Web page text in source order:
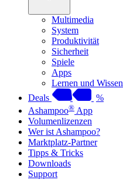
Multimedia
System
Produktivität
Sicherheit
Spiele
Apps
Lernen und Wissen
Deals
%
Ashampoo® App
Volumenlizenzen
Wer ist Ashampoo?
Marktplatz-Partner
Tipps & Tricks
Downloads
Support